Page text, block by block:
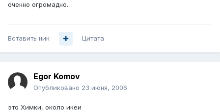
оченно огромадно.
Вставить ник Цитата
Egor Komov
Опубликовано 23 июня, 2006
это Химки, около икеи